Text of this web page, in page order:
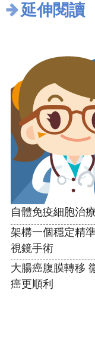
延伸閱讀
自體免疫細胞治
架構一個穩定精
視鏡手術
大腸癌腹膜轉移
癌更順利